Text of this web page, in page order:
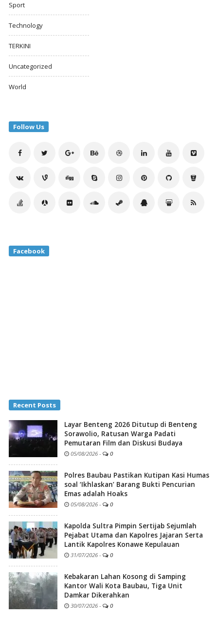
Sport
Technology
TERKINI
Uncategorized
World
Follow Us
Facebook
Recent Posts
Layar Benteng 2026 Ditutup di Benteng
Sorawolio, Ratusan Warga Padati
Pemutaran Film dan Diskusi Budaya
05/08/2026 - 0
Polres Baubau Pastikan Kutipan Kasi Humas
soal ‘Ikhlaskan’ Barang Bukti Pencurian
Emas adalah Hoaks
05/08/2026 - 0
Kapolda Sultra Pimpin Sertijab Sejumlah
Pejabat Utama dan Kapolres Jajaran Serta
Lantik Kapolres Konawe Kepulauan
31/07/2026 - 0
Kebakaran Lahan Kosong di Samping
Kantor Wali Kota Baubau, Tiga Unit
Damkar Dikerahkan
30/07/2026 - 0